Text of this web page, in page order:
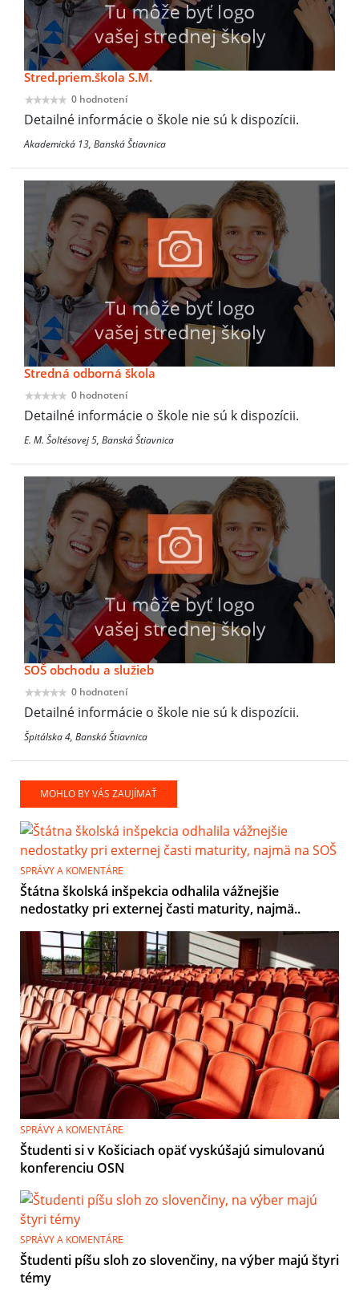
Stred.priem.škola S.M.
0 hodnotení
Detailné informácie o škole nie sú k dispozícii.
Akademická 13, Banská Štiavnica
Stredná odborná škola
0 hodnotení
Detailné informácie o škole nie sú k dispozícii.
E. M. Šoltésovej 5, Banská Štiavnica
SOŠ obchodu a služieb
0 hodnotení
Detailné informácie o škole nie sú k dispozícii.
Špitálska 4, Banská Štiavnica
MOHLO BY VÁS ZAUJÍMAŤ
SPRÁVY A KOMENTÁRE
Štátna školská inšpekcia odhalila vážnejšie
nedostatky pri externej časti maturity, najmä..
SPRÁVY A KOMENTÁRE
Študenti si v Košiciach opäť vyskúšajú simulovanú
konferenciu OSN
SPRÁVY A KOMENTÁRE
Študenti píšu sloh zo slovenčiny, na výber majú štyri
témy